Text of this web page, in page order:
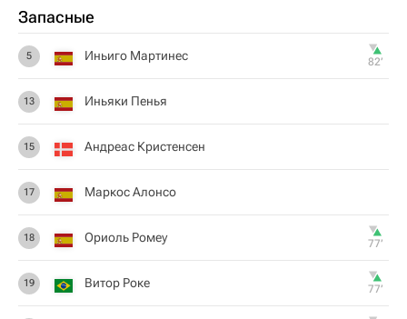
Запасные
5 Иньиго Мартинес 82‎’‎
13 Иньяки Пенья
15 Андреас Кристенсен
17 Маркос Алонсо
18 Ориоль Ромеу 77‎’‎
19 Витор Роке 77‎’‎